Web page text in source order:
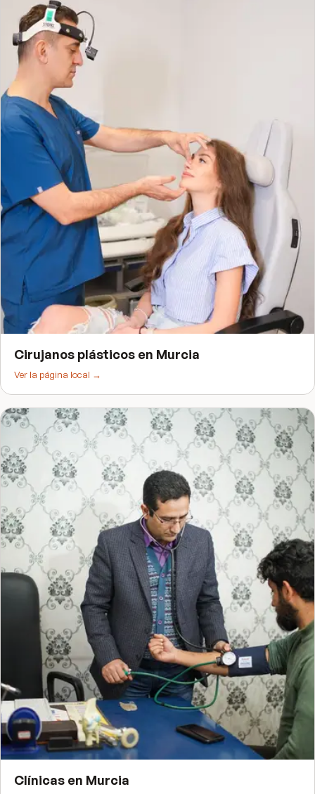
Cirujanos plásticos en Murcia
Ver la página local →
Clínicas en Murcia